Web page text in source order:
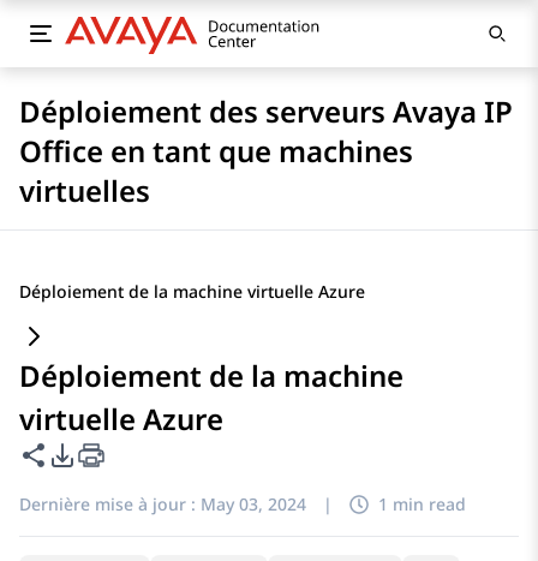
Déploiement des serveurs Avaya IP
Office en tant que machines
virtuelles
Déploiement de la machine virtuelle Azure
Déploiement de la machine
virtuelle Azure
Partager cette page
Options d'exportation PDF
Dernière mise à jour : May 03, 2024 | 1 min read